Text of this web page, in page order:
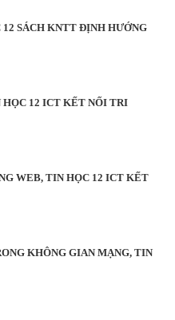
SÁCH KNTT ĐỊNH HƯỚNG
HỌC 12 ICT KẾT NỐI TRI
WEB, TIN HỌC 12 ICT KẾT
KHÔNG GIAN MẠNG, TIN